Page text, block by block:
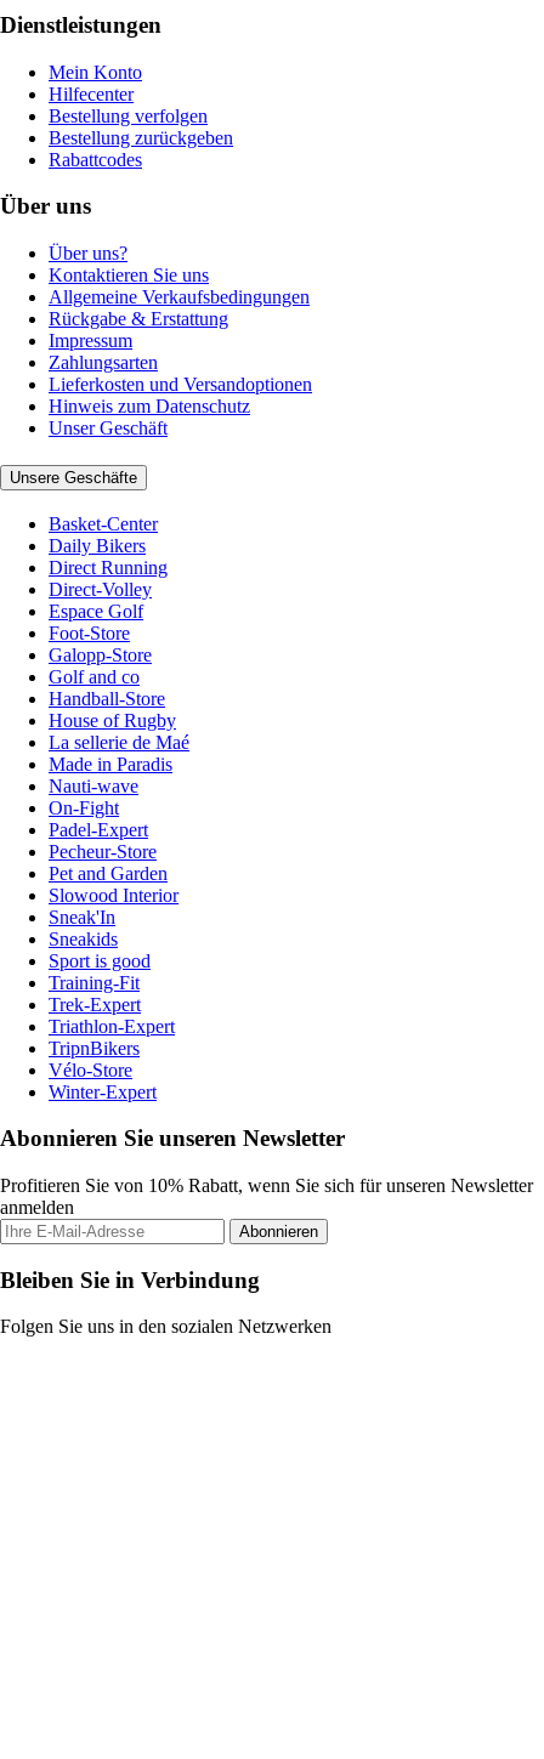
Dienstleistungen
Mein Konto
Hilfecenter
Bestellung verfolgen
Bestellung zurückgeben
Rabattcodes
Über uns
Über uns?
Kontaktieren Sie uns
Allgemeine Verkaufsbedingungen
Rückgabe & Erstattung
Impressum
Zahlungsarten
Lieferkosten und Versandoptionen
Hinweis zum Datenschutz
Unser Geschäft
Unsere Geschäfte
Basket-Center
Daily Bikers
Direct Running
Direct-Volley
Espace Golf
Foot-Store
Galopp-Store
Golf and co
Handball-Store
House of Rugby
La sellerie de Maé
Made in Paradis
Nauti-wave
On-Fight
Padel-Expert
Pecheur-Store
Pet and Garden
Slowood Interior
Sneak'In
Sneakids
Sport is good
Training-Fit
Trek-Expert
Triathlon-Expert
TripnBikers
Vélo-Store
Winter-Expert
Abonnieren Sie unseren Newsletter
Profitieren Sie von 10% Rabatt, wenn Sie sich für unseren Newsletter
anmelden
Abonnieren
Bleiben Sie in Verbindung
Folgen Sie uns in den sozialen Netzwerken